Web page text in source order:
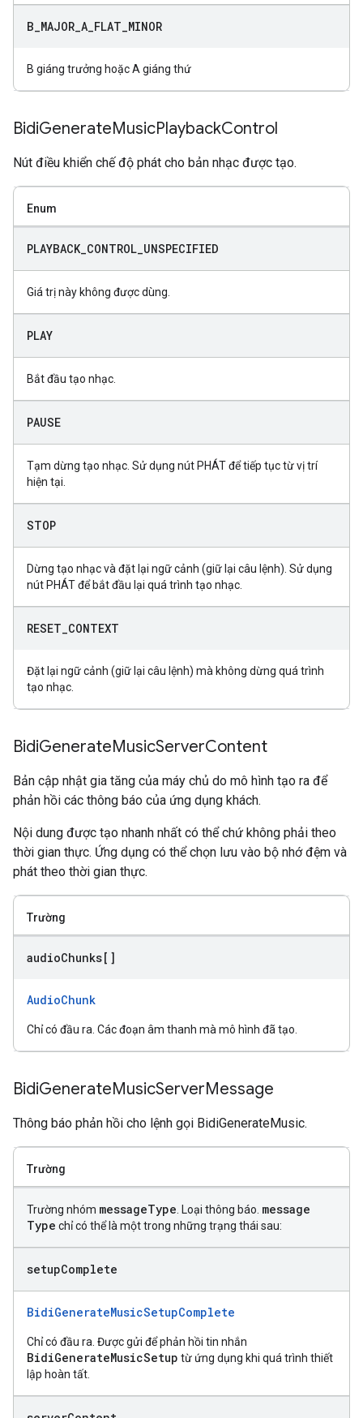
B MAJOR A FLAT MINOR
B giáng trưởng hoặc A giáng thứ
BidiGenerateMusicPlaybackControl
Nút điều khiển chế độ phát cho bản nhạc được tạo.
Enum
PLAYBACK_ CONTROL UNSPECIFIED
Giá trị này không được dùng.
PLAY
Bắt đầu tạo nhạc.
PAUSE
Tạm dừng tạo nhạc. Sử dụng nút PHÁT để tiếp tục từ vị trí
hiện tại.
STOP
Dừng tạo nhạc và đặt lại ngữ cảnh (giữ lại câu lệnh). Sử dụng
nút PHÁT để bắt đầu lại quá trình tạo nhạc.
RESET CONTEXT
Đặt lại ngữ cảnh (giữ lại câu lệnh) mà không dừng quá trình
tạo nhạc.
BidiGenerateMusicServerContent
Bản cập nhật gia tăng của máy chủ do mô hình tạo ra để
phản hồi các thông báo của ứng dụng khách.
Nội dung được tạo nhanh nhất có thể chứ không phải theo
thời gian thực. Ứng dụng có thể chọn lưu vào bộ nhớ đệm và
phát theo thời gian thực.
Trường
audioChunks[]
AudioChunk
Chỉ có đầu ra. Các đoạn âm thanh mà mô hình đã tạo.
BidiGenerateMusicServerMessage
Thông báo phản hồi cho lệnh gọi BidiGenerateMusic.
Trường
Trường nhóm messageType . Loại thông báo. message
Type chỉ có thể là một trong những trạng thái sau:
setupComplete
BidiGenerateMusicSetupComplete
Chỉ có đầu ra. Được gửi để phản hồi tin nhắn
BidiGenerateMusicSetup từ ứng dụng khi quá trình thiết
lập hoàn tất.